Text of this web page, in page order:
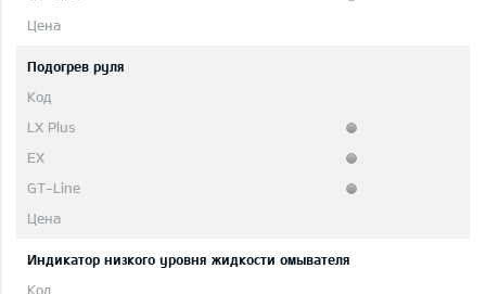
Подогрев руля
Индикатор низкого уровня жидкости омывателя